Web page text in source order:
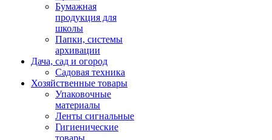
Бумажная
продукция для
школы
Папки, системы
архивации
Дача, сад и огород
Садовая техника
Хозяйственные товары
Упаковочные
материалы
Ленты сигнальные
Гигиенические
товары